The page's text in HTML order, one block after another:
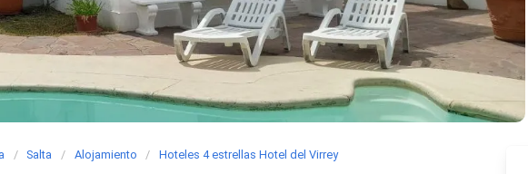
Salta Alojamiento Hoteles 4 estrellas Hotel del Virrey